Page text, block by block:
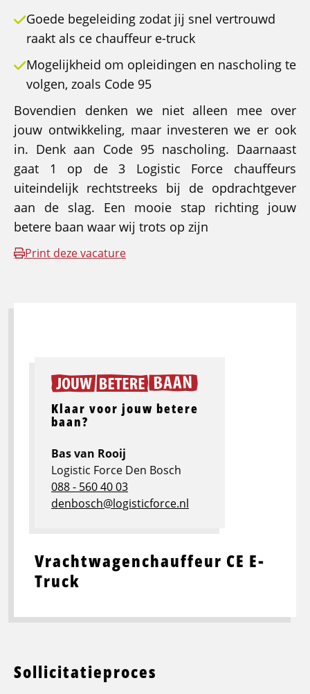
Goede begeleiding zodat jij snel vertrouwd
raakt als ce chauffeur e-truck
Mogelijkheid om opleidingen en nascholing te
volgen, zoals Code 95
Bovendien denken we niet alleen mee over
jouw ontwikkeling, maar investeren we er ook
in. Denk aan Code 95 nascholing. Daarnaast
gaat 1 op de 3 Logistic Force chauffeurs
uiteindelijk rechtstreeks bij de opdrachtgever
aan de slag. Een mooie stap richting jouw
betere baan waar wij trots op zijn
Print deze vacature
Vrachtwagenchauffeur CE E-
Truck
Klaar voor jouw betere
baan?
Bas van Rooij
Logistic Force Den Bosch
088 - 560 40 03
denbosch@logisticforce.nl
Sollicitatieproces